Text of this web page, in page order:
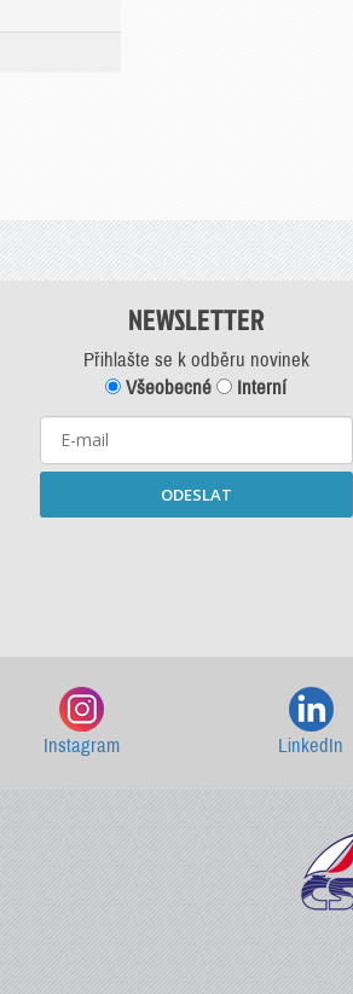
NEWSLETTER
Přihlašte se k odběru novinek
Všeobecné
Interní
ODESLAT
Instagram LinkedIn